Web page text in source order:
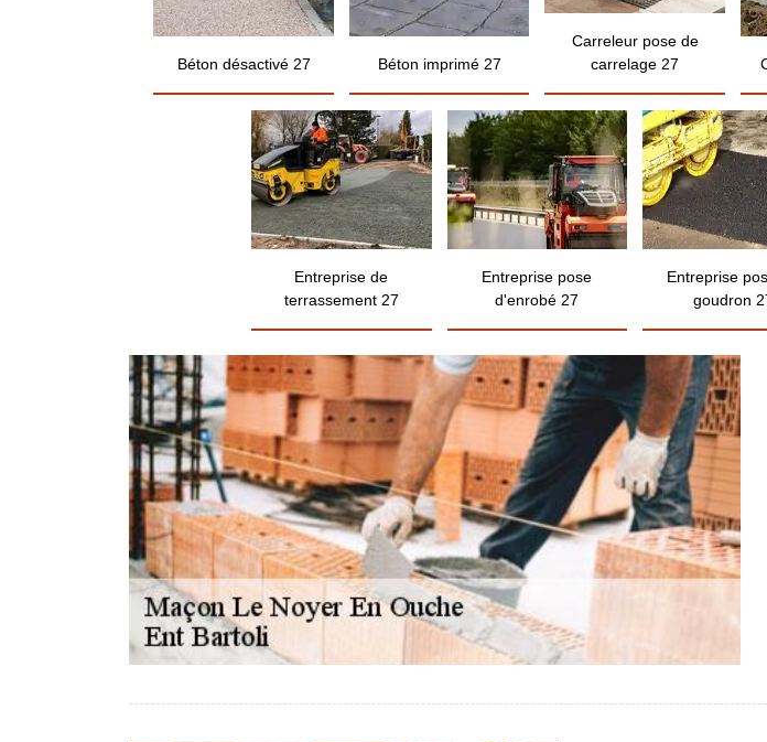
Béton désactivé 27 Béton imprimé 27
Carreleur pose de
carrelage 27
Entreprise de
terrassement 27
Entreprise pose
d'enrobé 27
Entreprise
goudron